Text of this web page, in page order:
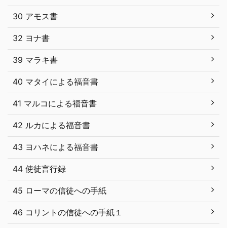
30 アモス書
32 ヨナ書
39 マラキ書
40 マタイによる福音書
41 マルコによる福音書
42 ルカによる福音書
43 ヨハネによる福音書
44 使徒言行録
45 ローマの信徒への手紙
46 コリントの信徒への手紙１